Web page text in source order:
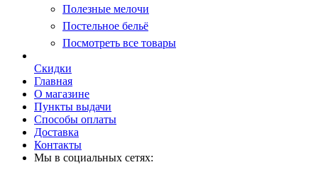
Полезные мелочи
Постельное бельё
Посмотреть все товары
Скидки
Главная
О магазине
Пункты выдачи
Способы оплаты
Доставка
Контакты
Мы в социальных сетях: